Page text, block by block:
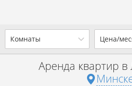
Комнаты
2-комн. 3-комн. 4+
Цена/
от
Аренда квартир
Ваш город -г.